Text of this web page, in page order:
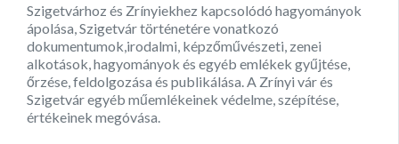
Szigetvárhoz és Zrínyiekhez kapcsolódó hagyományok
ápolása, Szigetvár történetére vonatkozó
dokumentumok,irodalmi, képzőművészeti, zenei
alkotások, hagyományok és egyéb emlékek gyűjtése,
őrzése, feldolgozása és publikálása. A Zrínyi vár és
Szigetvár egyéb műemlékeinek védelme, szépítése,
értékeinek megóvása.